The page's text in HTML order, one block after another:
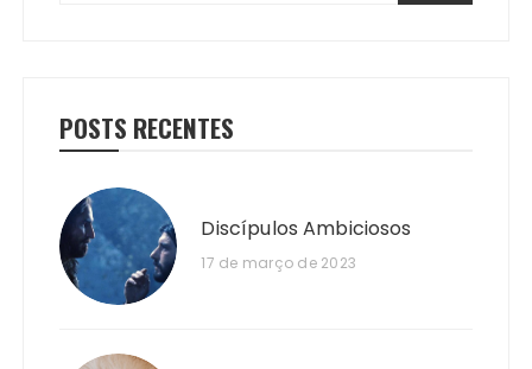
POSTS RECENTES
Discípulos Ambiciosos
17 de março de 2023